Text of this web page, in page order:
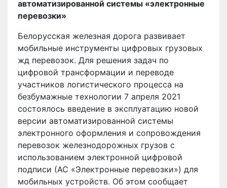
автоматизированной системы «электронные
перевозки»
Белорусская железная дорога развивает
мобильные инструменты цифровых грузовых
жд перевозок. Для решения задач по
цифровой трансформации и переводе
участников логистического процесса на
безбумажные технологии 7 апреля 2021
состоялось введение в эксплуатацию новой
версии автоматизированной системы
электронного оформления и сопровождения
перевозок железнодорожных грузов с
использованием электронной цифровой
подписи (АС «Электронные перевозки») для
мобильных устройств. Об этом сообщает